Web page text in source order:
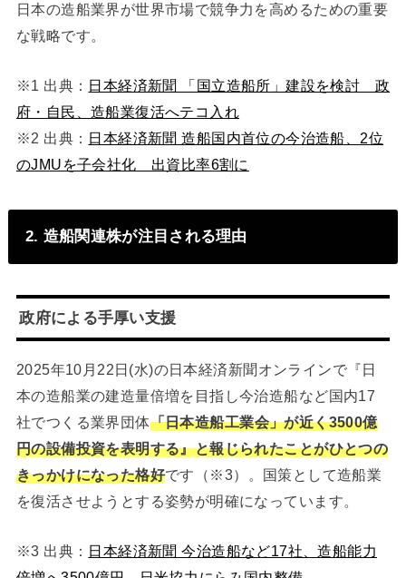
日本の造船業界が世界市場で競争力を高めるための重要
な戦略です。
※1 出典： 日本経済新聞 「国立造船所」建設を検討 政
府・自民、造船業復活へテコ入れ
※2 出典： 日本経済新聞 造船国内首位の今治造船、2位
のJMUを子会社化 出資比率6割に
2. 造船関連株が注目される理由
政府による手厚い支援
2025年10月22日(水)の日本経済新聞オンラインで『日
本の造船業の建造量倍増を目指し今治造船など国内17
社でつくる業界団体「日本造船工業会」が近く3500億
円の設備投資を表明する』と報じられたことがひとつの
きっかけになった格好です（※3）。国策として造船業
を復活させようとする姿勢が明確になっています。
※3 出典： 日本経済新聞 今治造船など17社、造船能力